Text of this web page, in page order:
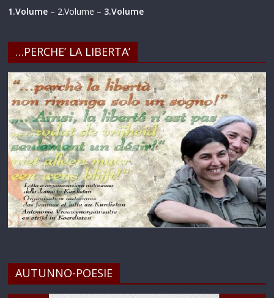
1.Volume – 2.Volume – 3.Volume
…PERCHE’ LA LIBERTA’
AUTUNNO-POESIE